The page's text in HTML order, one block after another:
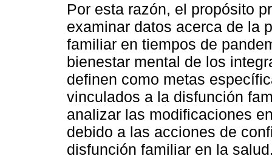
Por esta razón, el propósito
examinar datos acerca de la
familiar en tiempos de
bienestar mental de los
definen como metas
vinculados a la disfunción
analizar las modificaciones
debido a las acciones de
disfunción familiar en la